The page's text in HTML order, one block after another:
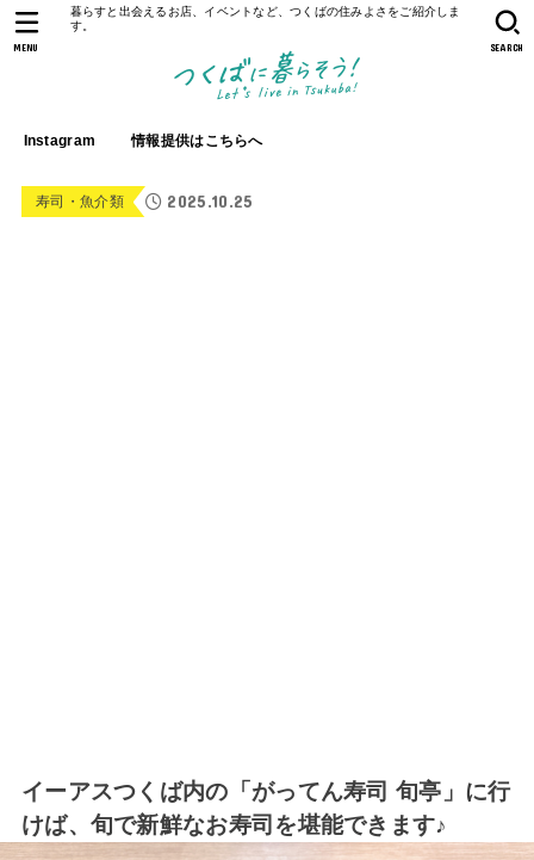
暮らすと出会えるお店、イベントなど、つくばの住みよさをご紹介しま
す。
Instagram 情報提供はこちらへ
SEARCH
MENU
寿司・魚介類 2025.10.25
イーアスつくば内の「がってん寿司 旬亭」に行
けば、旬で新鮮なお寿司を堪能できます♪